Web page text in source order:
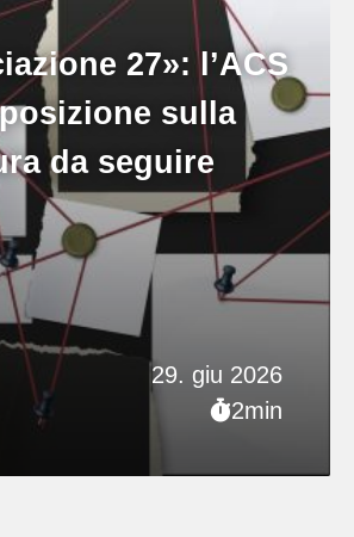
29. giu 2026
2min
27»: l’ACS
sulla
da seguire